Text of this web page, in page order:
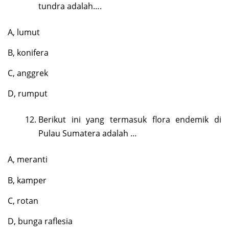
tundra adalah….
A, lumut
B, konifera
C, anggrek
D, rumput
Berikut ini yang termasuk flora endemik di
Pulau Sumatera adalah …
A, meranti
B, kamper
C, rotan
D, bunga raflesia